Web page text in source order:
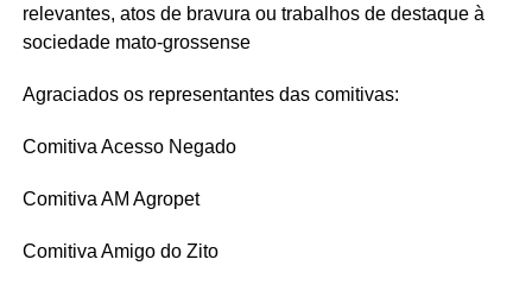
relevantes, atos de bravura ou trabalhos de destaque à
sociedade mato-grossense
Agraciados os representantes das comitivas:
Comitiva Acesso Negado
Comitiva AM Agropet
Comitiva Amigo do Zito